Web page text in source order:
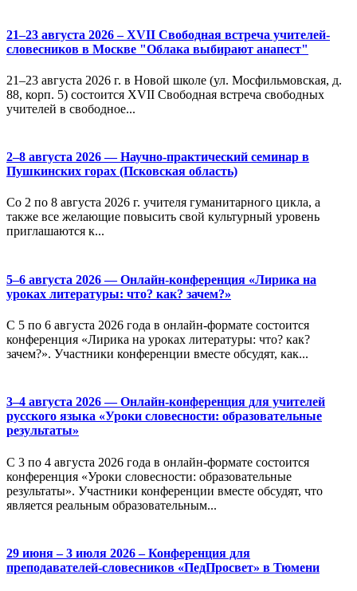
21–23 августа 2026 – XVII Свободная встреча учителей-
словесников в Москве "Облака выбирают анапест"
21–23 августа 2026 г. в Новой школе (ул. Мосфильмовская, д.
88, корп. 5) состоится XVII Свободная встреча свободных
учителей в свободное...
2–8 августа 2026 — Научно-практический семинар в
Пушкинских горах (Псковская область)
Со 2 по 8 августа 2026 г. учителя гуманитарного цикла, а
также все желающие повысить свой культурный уровень
приглашаются к...
5–6 августа 2026 — Онлайн-конференция «Лирика на
уроках литературы: что? как? зачем?»
С 5 по 6 августа 2026 года в онлайн-формате состоится
конференция «Лирика на уроках литературы: что? как?
зачем?». Участники конференции вместе обсудят, как...
3–4 августа 2026 — Онлайн-конференция для учителей
русского языка «Уроки словесности: образовательные
результаты»
С 3 по 4 августа 2026 года в онлайн-формате состоится
конференция «Уроки словесности: образовательные
результаты». Участники конференции вместе обсудят, что
является реальным образовательным...
29 июня – 3 июля 2026 – Конференция для
преподавателей-словесников «ПедПросвет» в Тюмени